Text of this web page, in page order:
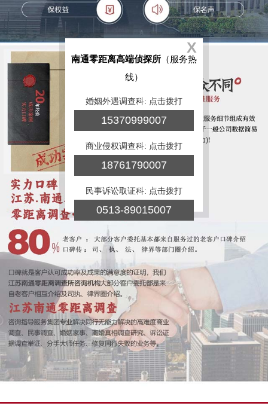
X
南通零距离高端侦探所 （服务热
线）
婚姻外遇调查科: 点击拨打
15370999007
商业侵权调查科: 点击拨打
18761790007
民事诉讼取证科: 点击拨打
0513-89015007